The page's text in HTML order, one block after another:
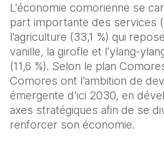
L'économie comorienne se
part importante des services
l’agriculture (33,1 %) qui
vanille, la girofle et l’ylang-
(11,6 %). Selon le plan
Comores ont l’ambition de
émergente d’ici 2030, en
axes stratégiques afin de se
renforcer son économie.